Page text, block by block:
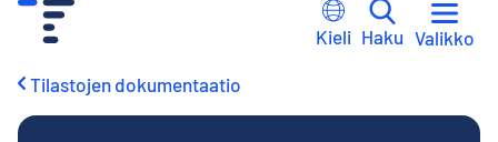
Kieli Haku Valikko
Tilastojen dokumentaatio